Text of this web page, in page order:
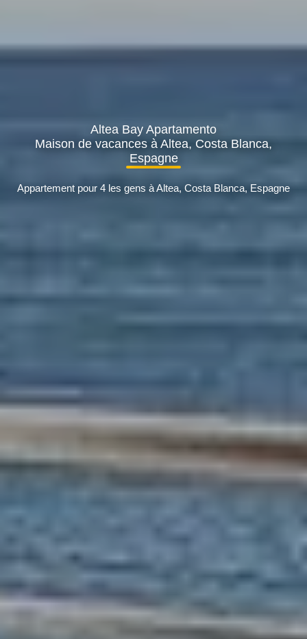
Altea Bay Apartamento
Maison de vacances à Altea, Costa Blanca,
Espagne
Appartement pour 4 les gens à Altea, Costa Blanca, Espagne